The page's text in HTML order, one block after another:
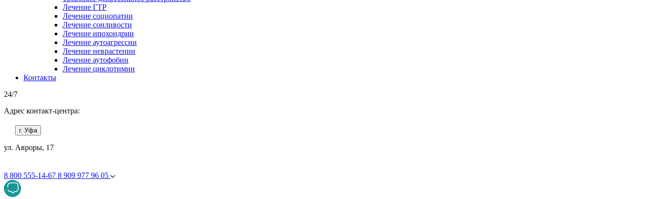
Лечение ГТР
Лечение социопатии
Лечение сонливости
Лечение ипохондрии
Лечение аутоагрессии
Лечение неврастении
Лечение аутофобии
Лечение циклотимии
Контакты
24/7
Адрес контакт-центра:
г. Уфа
ул. Авроры, 17
8 800 555-14-67 8 909 977 96 05